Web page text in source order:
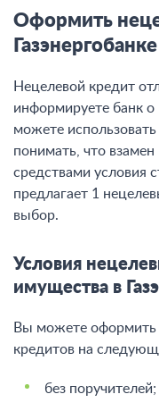
Оформить
Газэнергобанке
Нецелевой кредит
информируете банк о
можете
понимать, что
средствами условия
предлагает 1
выбор.
Условия
имущества в
Вы можете оформить
кредитов на
без поручителей;